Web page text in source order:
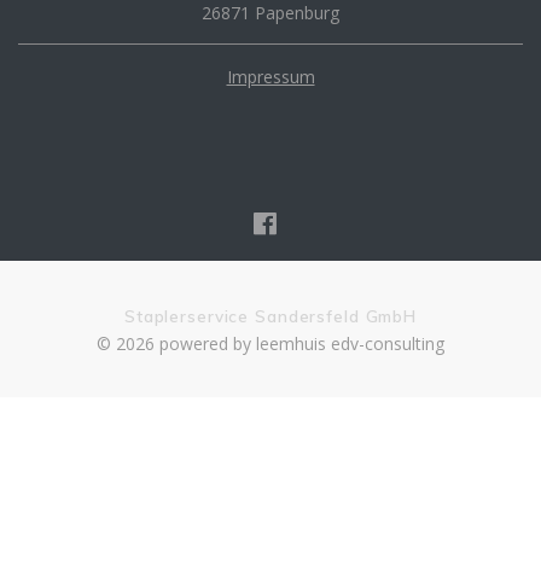
26871 Papenburg
Impressum
Staplerservice Sandersfeld GmbH
© 2026 powered by leemhuis edv-consulting